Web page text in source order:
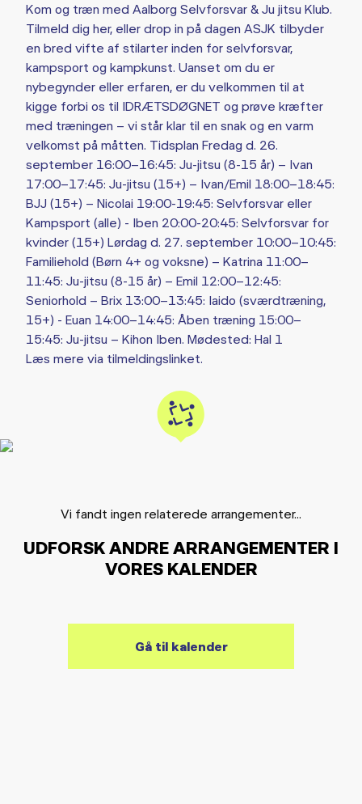
Kom og træn med Aalborg Selvforsvar & Ju jitsu Klub.
Tilmeld dig her, eller drop in på dagen ASJK tilbyder
en bred vifte af stilarter inden for selvforsvar,
kampsport og kampkunst. Uanset om du er
nybegynder eller erfaren, er du velkommen til at
kigge forbi os til IDRÆTSDØGNET og prøve kræfter
med træningen – vi står klar til en snak og en varm
velkomst på måtten. Tidsplan Fredag d. 26.
september 16:00–16:45: Ju-jitsu (8-15 år) – Ivan
17:00–17:45: Ju-jitsu (15+) – Ivan/Emil 18:00–18:45:
BJJ (15+) – Nicolai 19:00-19:45: Selvforsvar eller
Kampsport (alle) - Iben 20:00-20:45: Selvforsvar for
kvinder (15+) Lørdag d. 27. september 10:00–10:45:
Familiehold (Børn 4+ og voksne) – Katrina 11:00–
11:45: Ju-jitsu (8-15 år) – Emil 12:00–12:45:
Seniorhold – Brix 13:00–13:45: Iaido (sværdtræning,
15+) - Euan 14:00–14:45: Åben træning 15:00–
15:45: Ju-jitsu – Kihon Iben. Mødested: Hal 1
Læs mere via tilmeldingslinket.
Vi fandt ingen relaterede arrangementer...
UDFORSK ANDRE ARRANGEMENTER I
VORES KALENDER
Gå til kalender